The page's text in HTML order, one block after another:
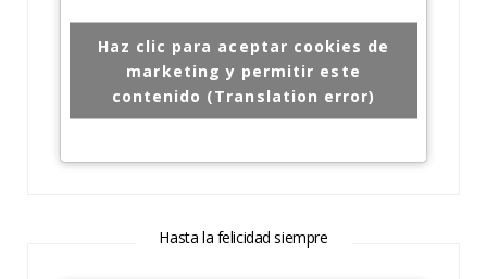
Haz clic para aceptar cookies de
marketing y permitir este
contenido (Translation error)
Hasta la felicidad siempre